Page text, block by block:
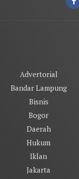
Advertorial
Bandar Lampung
Bisnis
Bogor
Daerah
Hukum
Iklan
Jakarta